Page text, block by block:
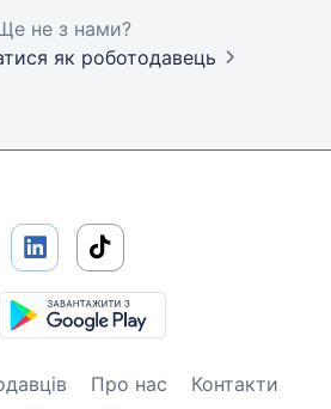
не з нами?
як роботодавець
Про нас
Контакти